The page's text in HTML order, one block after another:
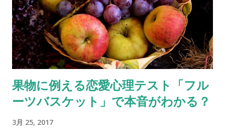
果物に例える恋愛心理テスト「フル
ーツバスケット」で本音がわかる？
3月 25, 2017